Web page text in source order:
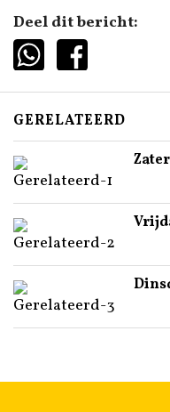
Deel dit bericht:
GERELATEERD